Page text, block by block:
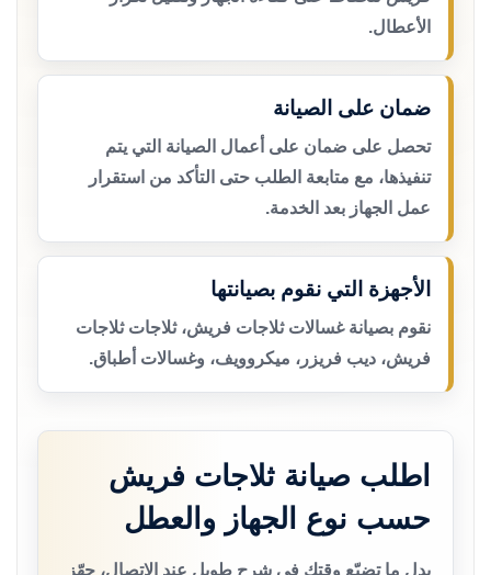
الأعطال.
ضمان على الصيانة
تحصل على ضمان على أعمال الصيانة التي يتم
تنفيذها، مع متابعة الطلب حتى التأكد من استقرار
عمل الجهاز بعد الخدمة.
الأجهزة التي نقوم بصيانتها
نقوم بصيانة غسالات ثلاجات فريش، ثلاجات ثلاجات
فريش، ديب فريزر، ميكروويف، وغسالات أطباق.
اطلب صيانة ثلاجات فريش
حسب نوع الجهاز والعطل
بدل ما تضيّع وقتك في شرح طويل عند الاتصال، جهّز